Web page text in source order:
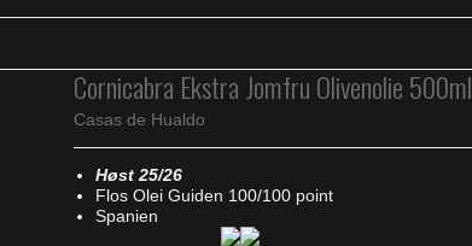
Cornicabra Ekstra Jomfru Olivenolie 500ml
Casas de Hualdo
Høst 25/26
Flos Olei Guiden 100/100 point
Spanien